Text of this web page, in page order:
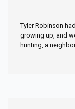
Tyler Robinson
growing up, and
hunting, a